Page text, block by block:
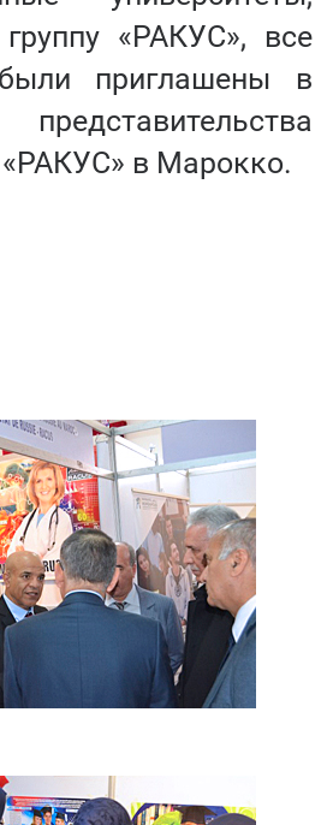
«РАКУС», все
приглашены в
в Марокко.